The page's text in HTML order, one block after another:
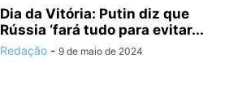
Dia da Vitória: Putin diz que
Rússia ‘fará tudo para evitar...
Redação - 9 de maio de 2024